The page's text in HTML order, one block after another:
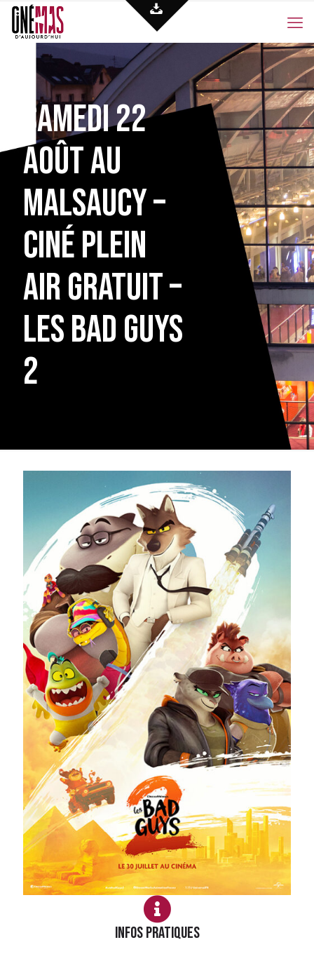
Samedi 22
août au
Malsaucy –
ciné plein
air gratuit –
Les Bad Guys
2
Infos PRATIQUES